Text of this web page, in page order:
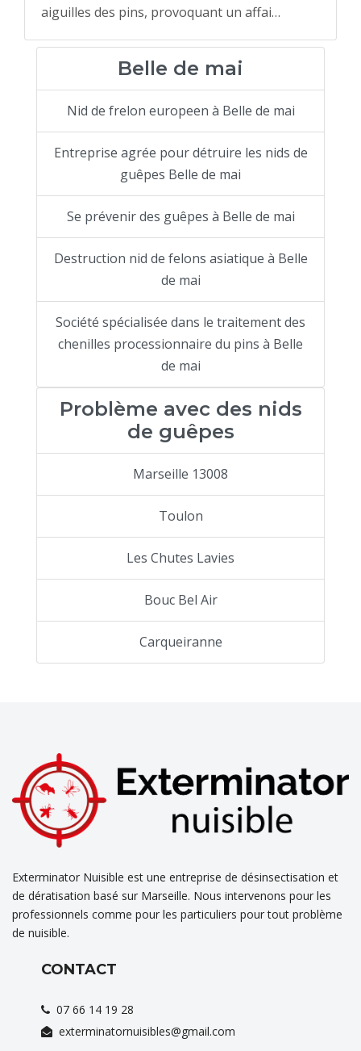
aiguilles des pins, provoquant un affai…
Belle de mai
Nid de frelon europeen à Belle de mai
Entreprise agrée pour détruire les nids de
guêpes Belle de mai
Se prévenir des guêpes à Belle de mai
Destruction nid de felons asiatique à Belle
de mai
Société spécialisée dans le traitement des
chenilles processionnaire du pins à Belle
de mai
Problème avec des nids
de guêpes
Marseille 13008
Toulon
Les Chutes Lavies
Bouc Bel Air
Carqueiranne
Exterminator Nuisible est une entreprise de désinsectisation et
de dératisation basé sur Marseille. Nous intervenons pour les
professionnels comme pour les particuliers pour tout problème
de nuisible.
CONTACT
07 66 14 19 28
exterminatornuisibles@gmail.com